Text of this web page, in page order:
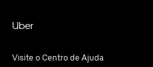
Uber
Visite o Centro de Ajuda